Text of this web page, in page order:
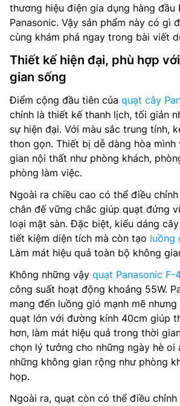
thương hiệu điện gia dụng hàng đầu
Panasonic. Vậy sản phẩm này có gì
cùng khám phá ngay trong bài viết
Thiết kế hiện đại, phù hợp
gian sống
Điểm cộng đầu tiên của quạt cây
chính là thiết kế thanh lịch, tối giản
sự hiện đại. Với màu sắc trung tính,
thon gọn. Thiết bị dễ dàng hòa mình
gian nội thất như phòng khách,
phòng làm việc.
Ngoài ra chiều cao có thể điều
chân đế vững chắc giúp quạt đứng
loại mặt sàn. Đặc biệt, kiểu dáng
tiết kiệm diện tích mà còn tạo luồng
Làm mát hiệu quả toàn bộ không
Không những vậy quạt Panasonic F-
công suất hoạt động khoảng 55W.
mang đến luồng gió mạnh mẽ nhưng
quạt lớn với đường kính 40cm giúp
hơn, làm mát hiệu quả trong thời
chọn lý tưởng cho những ngày hè oi
những không gian rộng như phòng
họp.
Ngoài ra, quạt còn có thể điều